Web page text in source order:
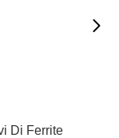
Di Ferrite